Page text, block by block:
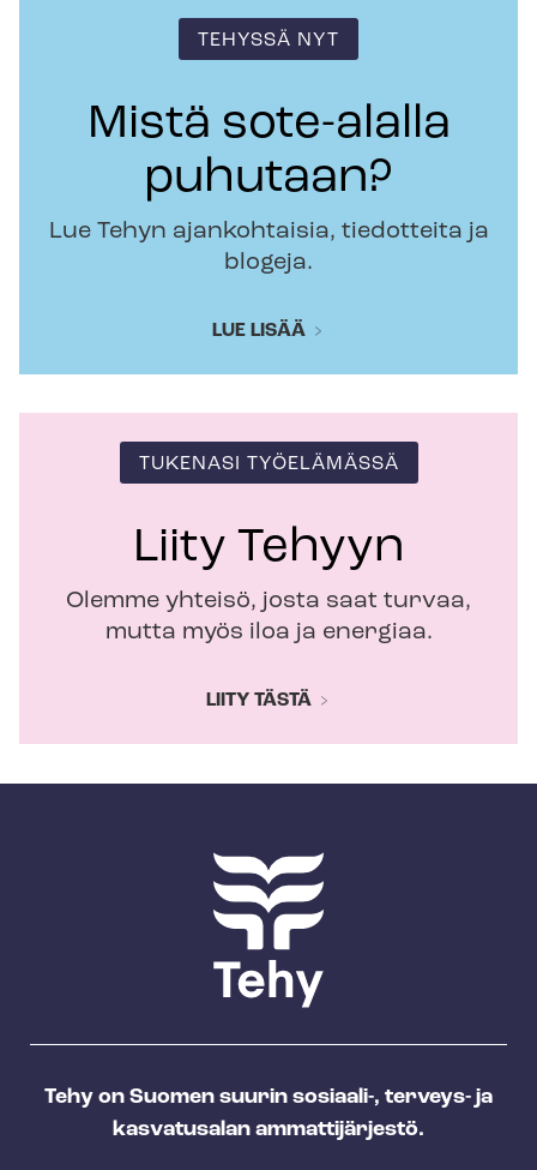
TEHYSSÄ NYT
Mistä sote-alalla
puhutaan?
Lue Tehyn ajankohtaisia, tiedotteita ja
blogeja.
LUE LISÄÄ
TUKENASI TYÖELÄMÄSSÄ
Liity Tehyyn
Olemme yhteisö, josta saat turvaa,
mutta myös iloa ja energiaa.
LIITY TÄSTÄ
Tehy on Suomen suurin sosiaali-, terveys- ja
kasvatusalan ammattijärjestö.